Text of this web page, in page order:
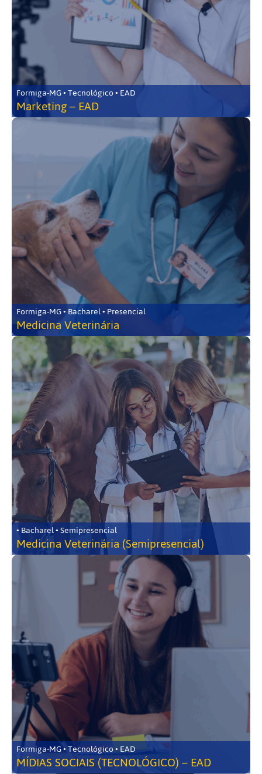
Formiga-MG • Tecnológico • EAD
Marketing – EAD
Formiga-MG • Bacharel • Presencial
Medicina Veterinária
• Bacharel • Semipresencial
Medicina Veterinária (Semipresencial)
Formiga-MG • Tecnológico • EAD
MÍDIAS SOCIAIS (TECNOLÓGICO) – EAD